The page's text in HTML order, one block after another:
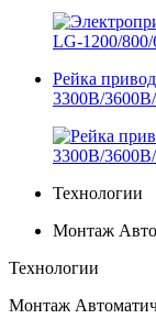
Рейка
3300B/
Технологии
Монтаж
Технологии
Монтаж